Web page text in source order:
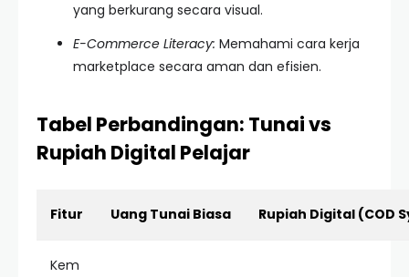
yang berkurang secara visual.
E-Commerce Literacy: Memahami cara kerja
marketplace secara aman dan efisien.
Tabel Perbandingan: Tunai vs
Rupiah Digital Pelajar
Fitur Uang Tunai Biasa Rupiah Digital (COD
Kem